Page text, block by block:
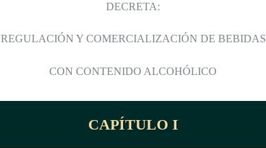
DECRETA:
REGULACIÓN Y COMERCIALIZACIÓN DE BEBIDAS
CON CONTENIDO ALCOHÓLICO
CAPÍTULO I